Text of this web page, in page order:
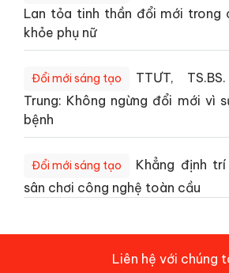
Lan tỏa tinh thần đổi mới trong
khỏe phụ nữ
Đổi mới sáng tạo
TTƯT,
Trung: Không ngừng đổi mới vì
bệnh
Đổi mới sáng tạo
Khẳng định
sân chơi công nghệ toàn cầu
Liên hệ với chúng